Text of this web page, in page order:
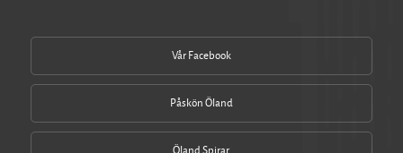
Vår Facebook
Påskön Öland